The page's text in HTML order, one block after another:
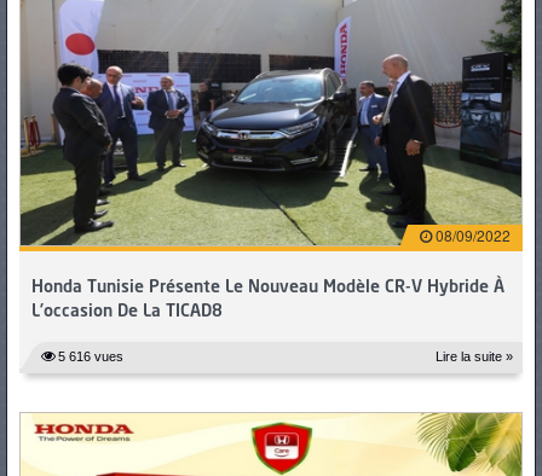
08/09/2022
Honda Tunisie Présente Le Nouveau Modèle CR-V Hybride À
L’occasion De La TICAD8
5 616 vues Lire la suite »